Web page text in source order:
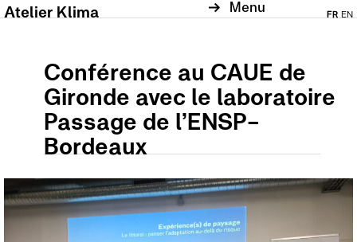
Atelier Klima Menu FR EN
Conférence au CAUE de
Gironde avec le laboratoire
Passage de l’ENSP-
Bordeaux